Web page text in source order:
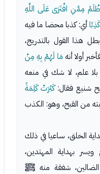
مِمَّنِ افْتَرَى عَلَى اللَّهِ
أي: كذبا محضا ما فيه
هذا القول بالتدريج،
أولا أنه مَا لَهُمْ بِهِ مِنْ
بلا علم، لا شك في منعه
شنيع فقال:كَبُرَتْ كَلِمَةً
من القبح، وهو: الكذب
الخلق، ساعيا في ذلك
بهداية المهتدين،
شفقة منه ﷺ